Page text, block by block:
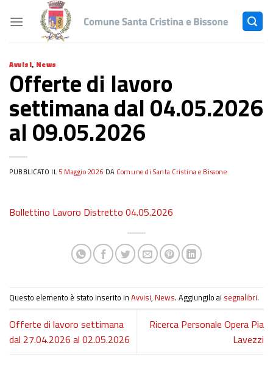
Avvisi, News
Offerte di lavoro
settimana dal 04.05.2026
al 09.05.2026
PUBBLICATO IL5 Maggio 2026 DA Comune di Santa Cristina e Bissone
Bollettino Lavoro Distretto 04.05.2026
Questo elemento è stato inserito in Avvisi, News. Aggiungilo ai segnalibri.
Offerte di lavoro settimana
dal 27.04.2026 al 02.05.2026
Ricerca Personale Opera Pia
Lavezzi